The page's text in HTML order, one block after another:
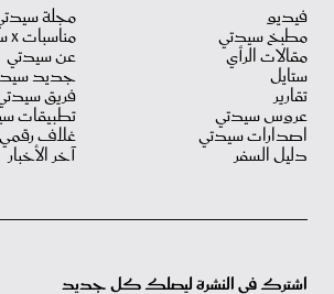
فيديو
مطبخ سيدتي
مقالات الرأي
ستايل
تقارير
عروس سيدتي
اصدارات سيدتي
دليل السفر
مجلة
مناسبات X سيدتي
عن سيدتي
جديد
فريق
تطبيقات
غلاف رقمي
آخر الأخبار
اشترك في النشرة ليصلك كل جديد